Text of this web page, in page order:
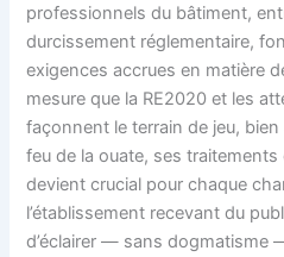
professionnels du bâtiment,
durcissement réglementaire,
exigences accrues en matière
mesure que la RE2020 et les
façonnent le terrain de jeu,
feu de la ouate, ses
devient crucial pour chaque
l’établissement recevant du
d’éclairer — sans dogmatisme